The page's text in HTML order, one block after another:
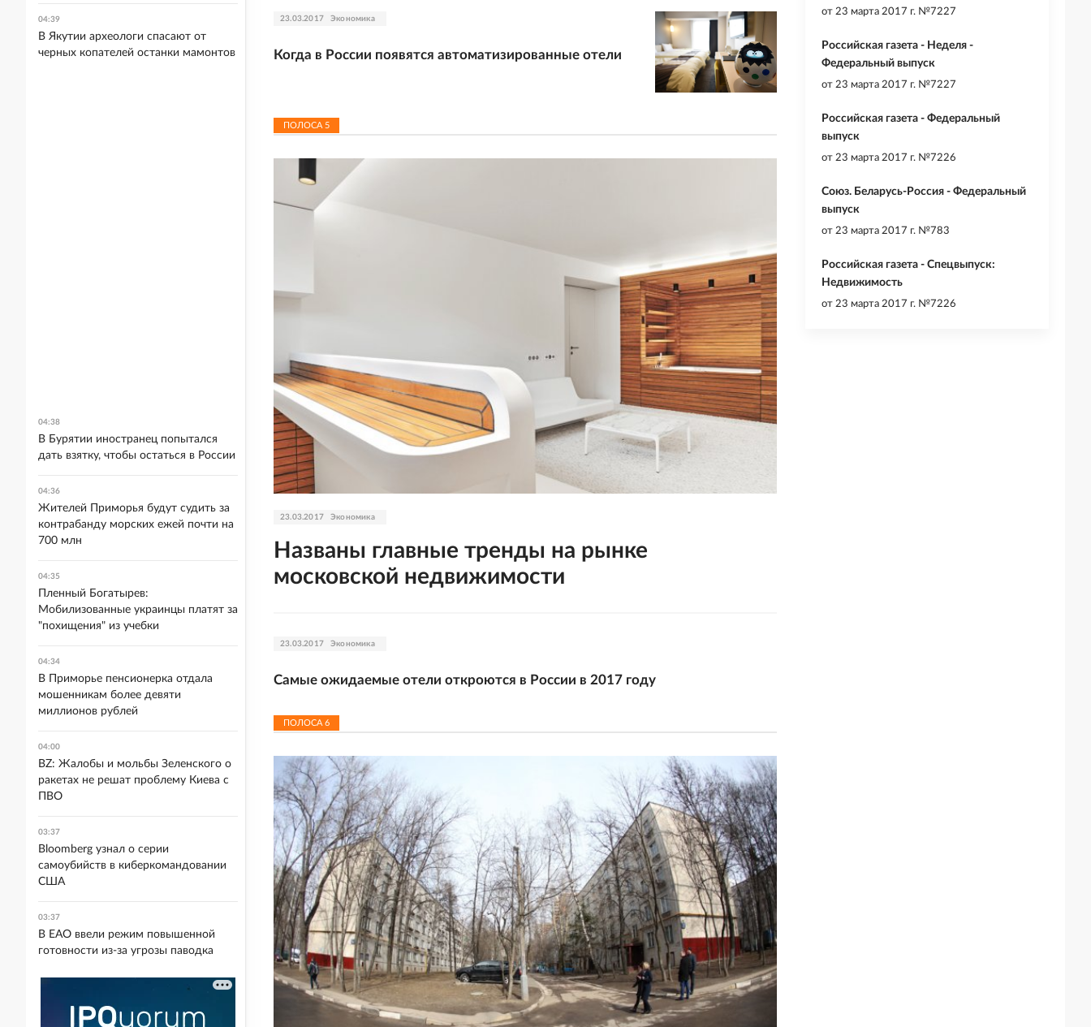
23.03.2017 Экономика
Когда в России появятся автоматизированные отели
ПОЛОСА 5
23.03.2017 Экономика
Названы главные тренды на рынке
московской недвижимости
23.03.2017 Экономика
Самые ожидаемые отели откроются в России в 2017 году
ПОЛОСА6
от 23 марта 2017 г. №7227
Российская газета - Неделя -
Федеральный выпуск
от 23 марта 2017 г. №7227
Российская газета - Федеральный
выпуск
от 23 марта 2017 г. №7226
Союз. Беларусь-Россия - Федеральный
выпуск
от 23 марта 2017 г. №783
Российская газета - Спецвыпуск:
Недвижимость
от 23 марта 2017 г. №7226
04:39
В Якутии археологи спасают от
черных копателей останки мамонтов
04:38
В Бурятии иностранец попытался
дать взятку, чтобы остаться в России
04:36
Жителей Приморья будут судить за
контрабанду морских ежей почти на
700 млн
04:35
Пленный Богатырев:
Мобилизованные украинцы платят за
"похищения" из учебки
04:34
В Приморье пенсионерка отдала
мошенникам более девяти
миллионов рублей
04:00
BZ: Жалобы и мольбы Зеленского о
ракетах не решат проблему Киева с
ПВО
03:37
Bloomberg узнал о серии
самоубийств в киберкомандовании
США
03:37
В ЕАО ввели режим повышенной
готовности из-за угрозы паводка